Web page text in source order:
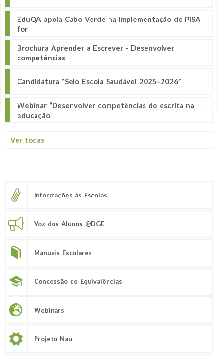
EduQA apoia Cabo Verde na implementação do PISA
for
Brochura Aprender a Escrever - Desenvolver
competências
Candidatura “Selo Escola Saudável 2025–2026”
Webinar “Desenvolver competências de escrita na
educação
Ver todas
Informações às Escolas
Voz dos Alunos @DGE
Manuais Escolares
Concessão de Equivalências
Webinars
Projeto Nau